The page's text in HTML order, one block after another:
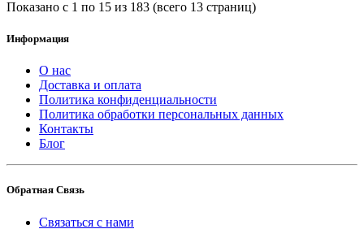
Показано с 1 по 15 из 183 (всего 13 страниц)
Информация
О нас
Доставка и оплата
Политика конфиденциальности
Политика обработки персональных данных
Контакты
Блог
Обратная Связь
Связаться с нами